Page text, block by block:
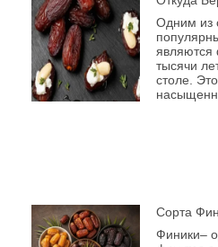
Одним из
являются
тысячи
столе.
Сорта
Финики–